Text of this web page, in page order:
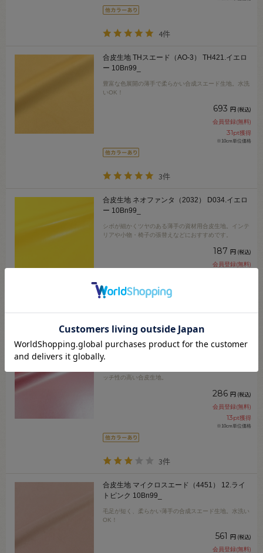
4件
合皮生地 THスエード（AO-3） TH421.イエロ
ー 10Bn99_
豊富な色展開の薄手で柔らかい合成スエード生地。水洗
いOK！
693 円 (税込)
会員登録(無料)
31pt獲得
※10cm単位価格
3件
合皮生地 ネオファンタ（2032） D034.イエロ
ー 10Bn99_
シボが細かくツヤのある薄手の資材用合皮生地。インテ
リアや小物・椅子の張替えなどにおすすめです。
187 円 (税込)
会員登録(無料)
合皮生地 メタルストレッチレザー（G-8）
58M.メタリックピンク 10Bn99_
ッチ性の高い合皮生地。
286 円 (税込)
会員登録(無料)
13pt獲得
※10cm単位価格
3件
合皮生地 マイクロスエード（4451） 12.ライ
トピンク 10Bn99_
毛足が短く、柔らかい薄手の合成スエード生地。水洗い
OK！
561 円 (税込)
会員登録(無料)